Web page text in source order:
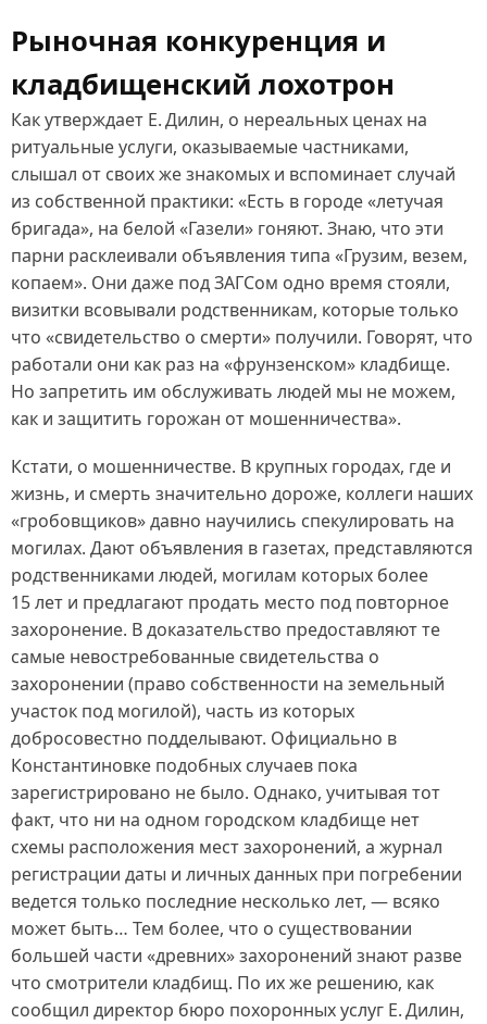
Рыночная конкуренция и
кладбищенский лохотрон
Как утверждает Е. Дилин, о нереальных ценах на
ритуальные услуги, оказываемые частниками,
слышал от своих же знакомых и вспоминает случай
из собственной практики: «Есть в городе «летучая
бригада», на белой «Газели» гоняют. Знаю, что эти
парни расклеивали объявления типа «Грузим, везем,
копаем». Они даже под ЗАГСом одно время стояли,
визитки всовывали родственникам, которые только
что «свидетельство о смерти» получили. Говорят, что
работали они как раз на «фрунзенском» кладбище.
Но запретить им обслуживать людей мы не можем,
как и защитить горожан от мошенничества».
Кстати, о мошенничестве. В крупных городах, где и
жизнь, и смерть значительно дороже, коллеги наших
«гробовщиков» давно научились спекулировать на
могилах. Дают объявления в газетах, представляются
родственниками людей, могилам которых более
15 лет и предлагают продать место под повторное
захоронение. В доказательство предоставляют те
самые невостребованные свидетельства о
захоронении (право собственности на земельный
участок под могилой), часть из которых
добросовестно подделывают. Официально в
Константиновке подобных случаев пока
зарегистрировано не было. Однако, учитывая тот
факт, что ни на одном городском кладбище нет
схемы расположения мест захоронений, а журнал
регистрации даты и личных данных при погребении
ведется только последние несколько лет, — всяко
может быть… Тем более, что о существовании
большей части «древних» захоронений знают разве
что смотрители кладбищ. По их же решению, как
сообщил директор бюро похоронных услуг Е. Дилин,